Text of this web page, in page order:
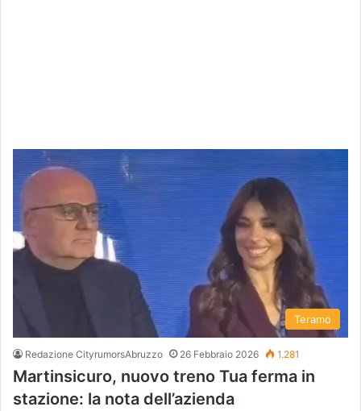
Teramo
Redazione CityrumorsAbruzzo 26 Febbraio 2026 1.281
Martinsicuro, nuovo treno Tua ferma in
stazione: la nota dell’azienda